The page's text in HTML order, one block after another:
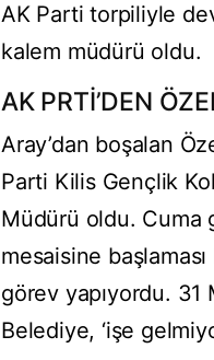
AK Parti torpiliyle
kalem müdürü oldu.
AK PRTİ’DEN
Aray’dan boşalan
Parti Kilis Gençlik
Müdürü oldu. Cuma
mesaisine
görev yapıyordu. 31
Belediye, ‘işe